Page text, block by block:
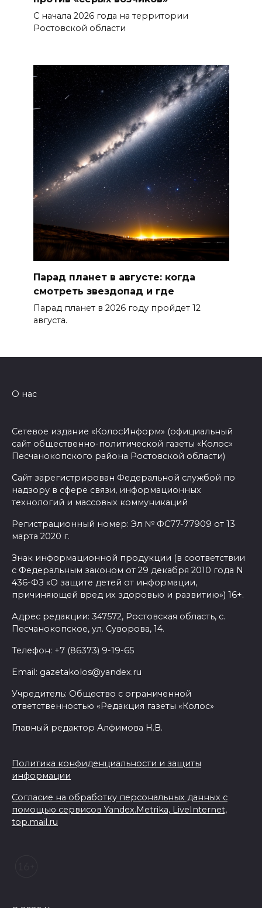
С начала 2026 года на территории
Ростовской области
Парад планет в августе: когда
смотреть звездопад и где
Парад планет в 2026 году пройдет 12
августа.
О нас
Сетевое издание «КолосИнформ» (официальный
сайт общественно-политической газеты «Колос»
Песчанокопского района Ростовской области)
Сайт зарегистрирован Федеральной службой по
надзору в сфере связи, информационных
технологий и массовых коммуникаций
Регистрационный номер: Эл № ФС77-77909 от 13
марта 2020 г.
Знак информационной продукции (в соответствии
с Федеральным законом от 29 декабря 2010 года N
436-ФЗ «О защите детей от информации,
причиняющей вред их здоровью и развитию») 16+.
Адрес редакции: 347572, Ростовская область, с.
Песчанокопское, ул. Суворова, 14.
Телефон: +7 (86373) 9-19-65
Email: gazetakolos@yandex.ru
Учредитель: Общество с ограниченной
ответственностью «Редакция газеты «Колос»
Главный редактор Алфимова Н.В.
Политика конфиденциальности и защиты
информации
Согласие на обработку персональных данных с
помощью сервисов Yandex.Metrika, LiveInternet,
top.mail.ru